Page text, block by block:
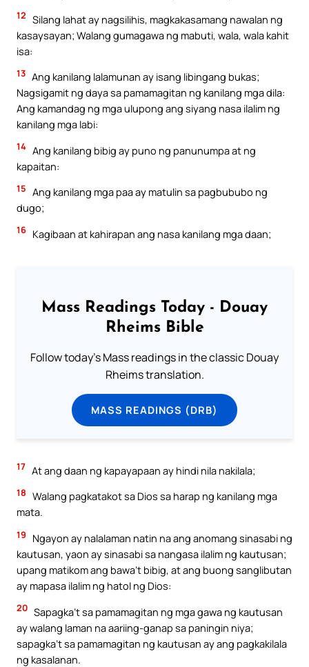
12 Silang lahat ay nagsilihis, magkakasamang nawalan ng
kasaysayan; Walang gumagawa ng mabuti, wala, wala kahit
isa:
13 Ang kanilang lalamunan ay isang libingang bukas;
Nagsigamit ng daya sa pamamagitan ng kanilang mga dila:
Ang kamandag ng mga ulupong ang siyang nasa ilalim ng
kanilang mga labi:
14 Ang kanilang bibig ay puno ng panunumpa at ng
kapaitan:
15 Ang kanilang mga paa ay matulin sa pagbububo ng
dugo;
16 Kagibaan at kahirapan ang nasa kanilang mga daan;
Mass Readings Today - Douay
Rheims Bible
Follow today's Mass readings in the classic Douay
Rheims translation.
MASS READINGS (DRB)
17 At ang daan ng kapayapaan ay hindi nila nakilala;
18 Walang pagkatakot sa Dios sa harap ng kanilang mga
mata.
19
Ngayon ay nalalaman natin na ang anomang sinasabi ng
kautusan, yaon ay sinasabi sa nangasa ilalim ng kautusan;
upang matikom ang bawa’t bibig, at ang buong sanglibutan
ay mapasa ilalim ng hatol ng Dios:
20 Sapagka’t sa pamamagitan ng mga gawa ng kautusan
ay walang laman na aariing-ganap sa paningin niya;
sapagka’t sa pamamagitan ng kautusan ay ang pagkakilala
ng kasalanan.